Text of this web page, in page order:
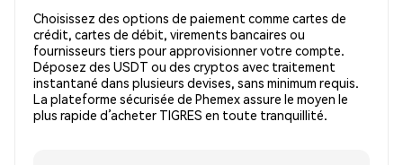
Choisissez des options de paiement comme cartes de
crédit, cartes de débit, virements bancaires ou
fournisseurs tiers pour approvisionner votre compte.
Déposez des USDT ou des cryptos avec traitement
instantané dans plusieurs devises, sans minimum requis.
La plateforme sécurisée de Phemex assure le moyen le
plus rapide d’acheter TIGRES en toute tranquillité.